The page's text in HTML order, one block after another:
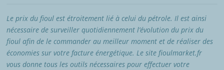
Le prix du fioul est étroitement lié à celui du pétrole. Il est ainsi
nécessaire de surveiller quotidiennement l’évolution du prix du
fioul afin de le commander au meilleur moment et de réaliser des
économies sur votre facture énergétique. Le site fioulmarket.fr
vous donne tous les outils nécessaires pour effectuer votre